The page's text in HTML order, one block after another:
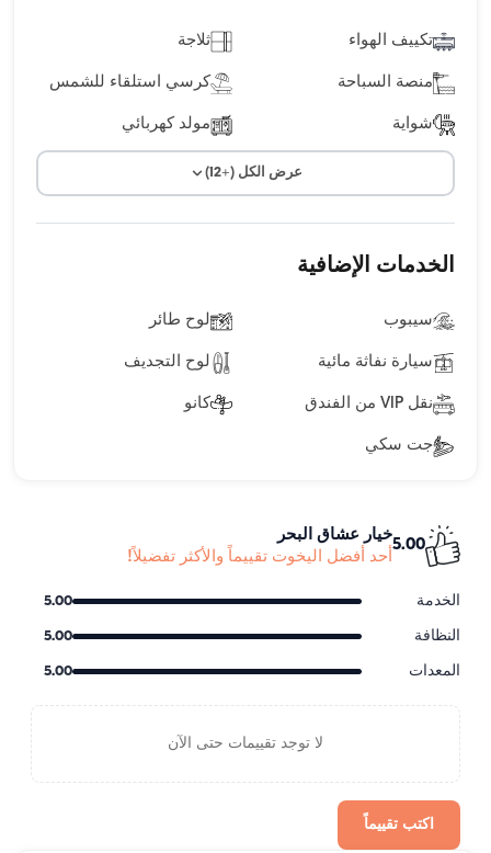
تكييف الهواء ثلاجة
منصة السباحة كرسي استلقاء للشمس
شواية مولد كهربائي
عرض الكل (+12)
الخدمات الإضافية
سيبوب لوح طائر
سيارة نفاثة مائية لوح التجديف
نقل VIP من الفندق كانو
جت سكي
5.00
خيار عشاق البحر
أحد أفضل اليخوت تقييماً والأكثر تفضيلاً!
الخدمة 5.00
النظافة 5.00
المعدات 5.00
لا توجد تقييمات حتى الآن
اكتب تقييماً